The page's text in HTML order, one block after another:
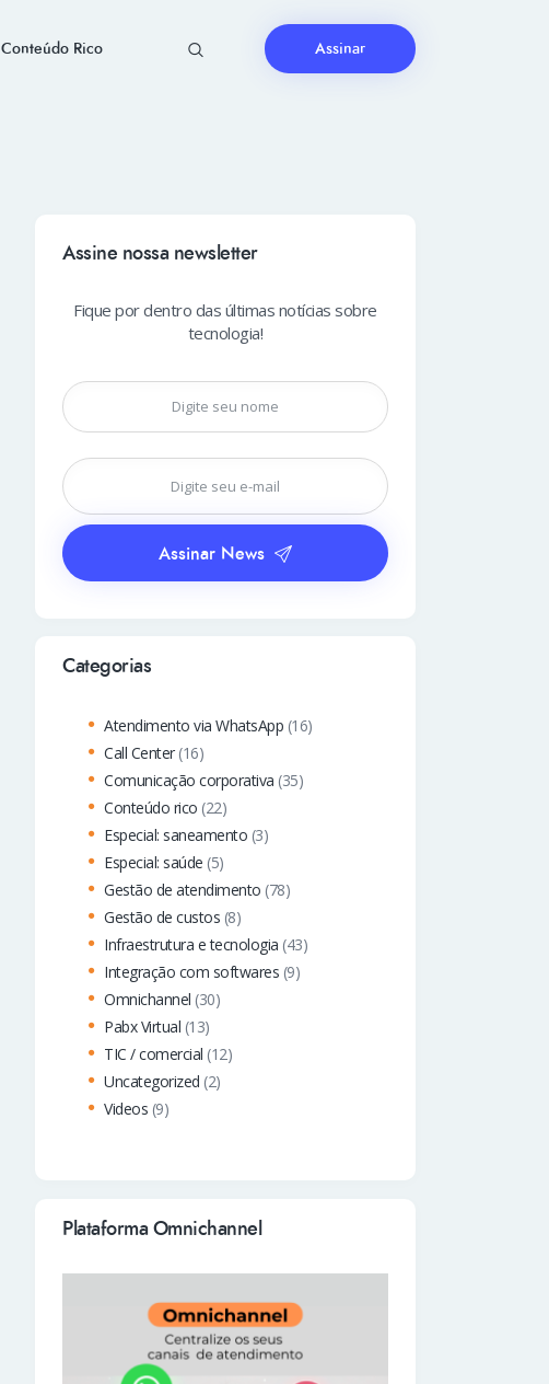
Conteúdo Rico Assinar
Assine nossa newsletter
Fique por dentro das últimas notícias sobre
tecnologia!
Assinar News
Categorias
Atendimento via WhatsApp (16)
Call Center(16)
Comunicação corporativa (35)
Conteúdo rico (22)
Especial: saneamento (3)
Especial: saúde (5)
Gestão de atendimento (78)
Gestão de custos (8)
Infraestrutura e tecnologia (43)
Integração com softwares (9)
Omnichannel (30)
Pabx Virtual (13)
TIC / comercial (12)
Uncategorized (2)
Videos (9)
Plataforma Omnichannel